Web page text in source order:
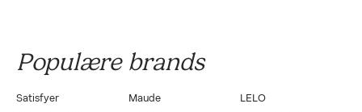
Populære brands
Satisfyer Maude
LELO